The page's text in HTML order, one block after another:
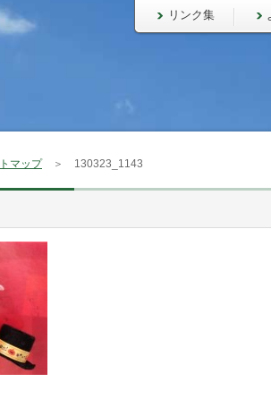
リンク集
マップ＞ 130323_1143